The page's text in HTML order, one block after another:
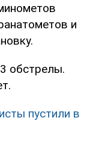
и
обстрелы.
пустили в